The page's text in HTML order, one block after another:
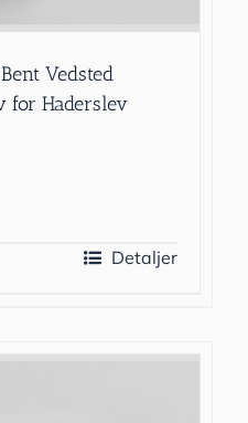
Vedsted
for Haderslev
Detaljer